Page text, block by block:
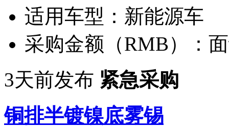
适用车型： 新能源车
采购金额（RMB）：
3天前发布 紧急采购
铜排半镀镍底雾锡